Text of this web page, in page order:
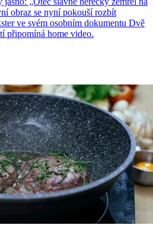
obraz se nyní pokouší rozbít
ve svém osobním dokumentu Dvě
připomíná home video.